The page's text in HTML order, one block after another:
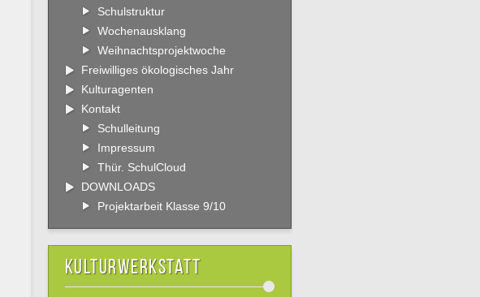
Schulstruktur
Wochenausklang
Weihnachtsprojektwoche
Freiwilliges ökologisches Jahr
Kulturagenten
Kontakt
Schulleitung
Impressum
Thür. SchulCloud
DOWNLOADS
Projektarbeit Klasse 9/10
Kulturwerkstatt